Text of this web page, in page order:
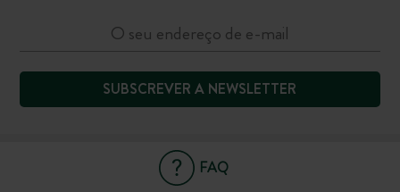
SUBSCREVER A NEWSLETTER
FAQ